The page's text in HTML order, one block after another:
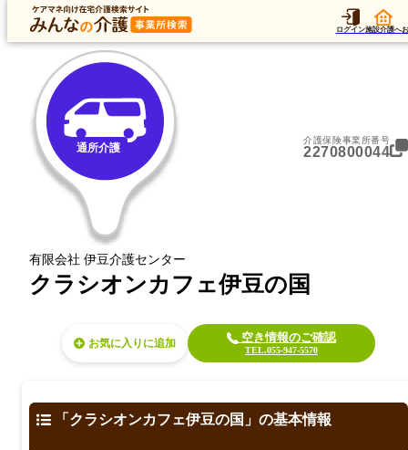
ログイン施設介護へ
トップ データ
トップ 静岡県 伊豆の国市 通所介護
通所介護
有限会社 伊豆介護センター
介護保険事業所番号
2270800044
クラシオンカフェ伊豆の国
お気に入り 空き情報のご確認
TEL.055-947-5570
「クラシオンカフェ伊豆の国」の基本情報